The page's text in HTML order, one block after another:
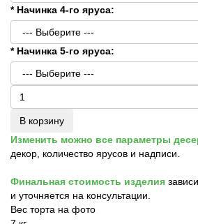
* Начинка 4-го яруса:
* Начинка 5-го яруса:
В корзину
Изменить можно все параметры
декор, количество ярусов и надписи.
Финальная стоимость изделия
и уточняется на консультации.
Вес торта на фото